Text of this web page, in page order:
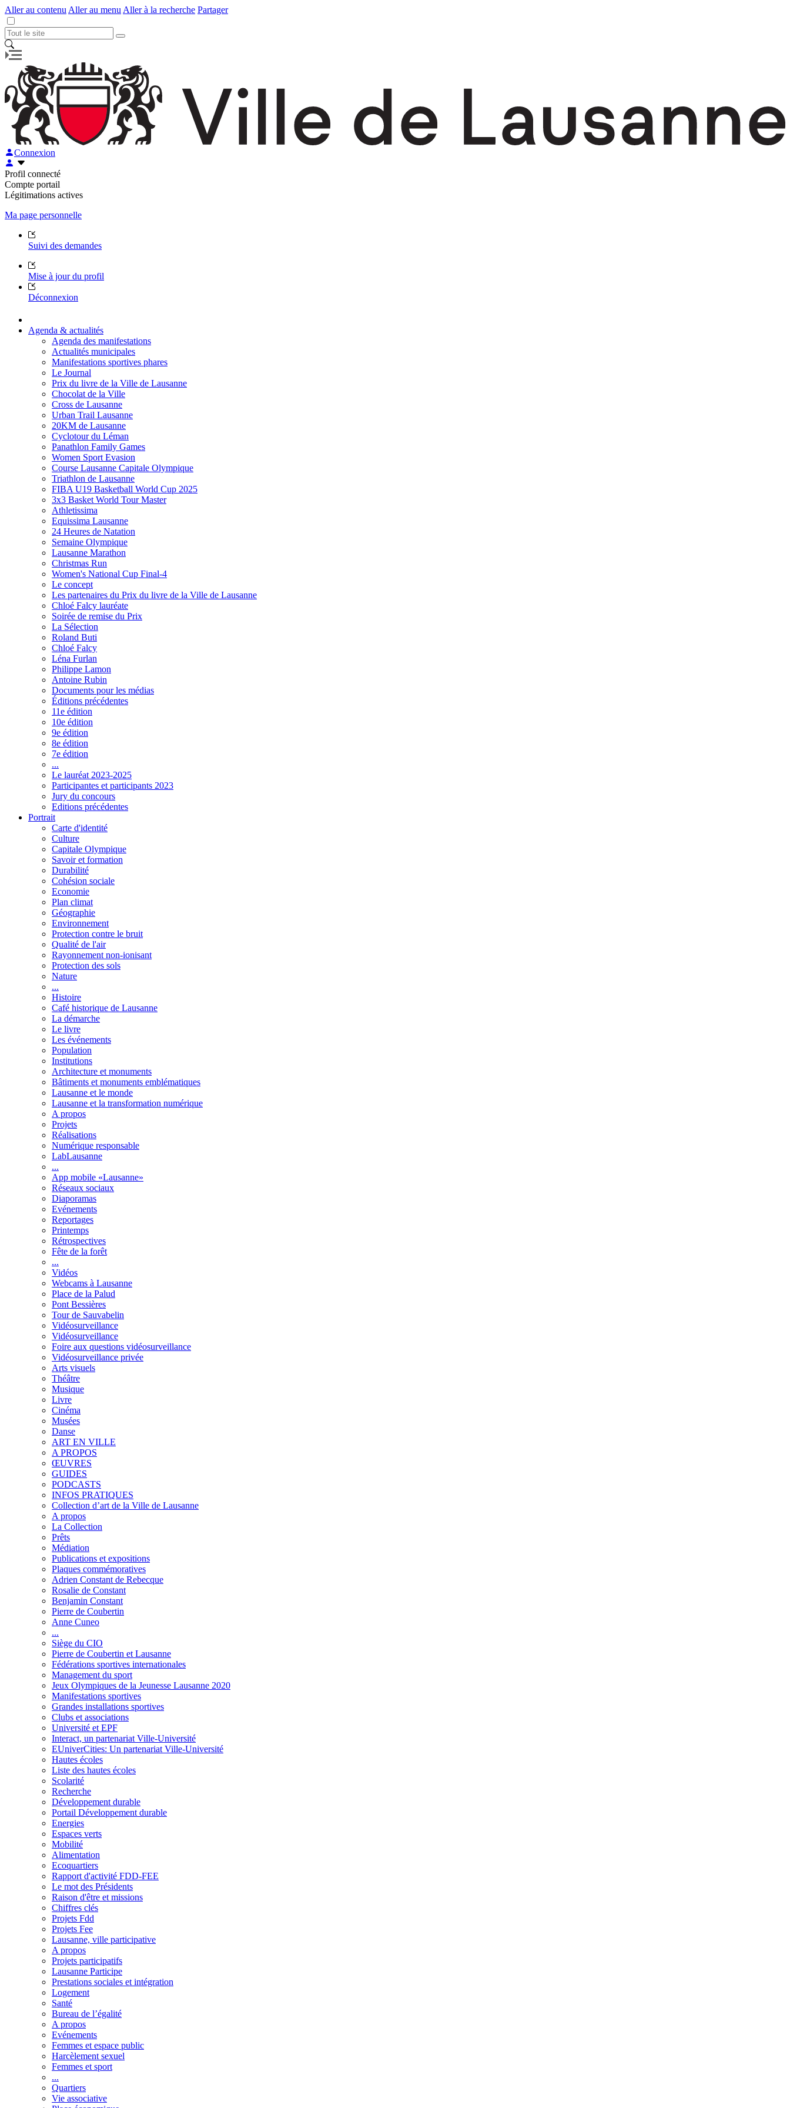
Aller au contenu Aller au menu Aller à la recherche Partager
Connexion
Profil connecté
Compte portail
Légitimations actives
Ma page personnelle
Suivi des demandes
Mise à jour du profil
Déconnexion
Agenda & actualités
Agenda des manifestations
Actualités municipales
Manifestations sportives phares
Le Journal
Prix du livre de la Ville de Lausanne
Chocolat de la Ville
Cross de Lausanne
Urban Trail Lausanne
20KM de Lausanne
Cyclotour du Léman
Panathlon Family Games
Women Sport Evasion
Course Lausanne Capitale Olympique
Triathlon de Lausanne
FIBA U19 Basketball World Cup 2025
3x3 Basket World Tour Master
Athletissima
Equissima Lausanne
24 Heures de Natation
Semaine Olympique
Lausanne Marathon
Christmas Run
Women's National Cup Final-4
Le concept
Les partenaires du Prix du livre de la Ville de Lausanne
Chloé Falcy lauréate
Soirée de remise du Prix
La Sélection
Roland Buti
Chloé Falcy
Léna Furlan
Philippe Lamon
Antoine Rubin
Documents pour les médias
Éditions précédentes
11e édition
10e édition
9e édition
8e édition
7e édition
...
Le lauréat 2023-2025
Participantes et participants 2023
Jury du concours
Editions précédentes
Portrait
Carte d'identité
Culture
Capitale Olympique
Savoir et formation
Durabilité
Cohésion sociale
Economie
Plan climat
Géographie
Environnement
Protection contre le bruit
Qualité de l'air
Rayonnement non-ionisant
Protection des sols
Nature
...
Histoire
Café historique de Lausanne
La démarche
Le livre
Les événements
Population
Institutions
Architecture et monuments
Bâtiments et monuments emblématiques
Lausanne et le monde
Lausanne et la transformation numérique
A propos
Projets
Réalisations
Numérique responsable
LabLausanne
...
App mobile «Lausanne»
Réseaux sociaux
Diaporamas
Evénements
Reportages
Printemps
Rétrospectives
Fête de la forêt
...
Vidéos
Webcams à Lausanne
Place de la Palud
Pont Bessières
Tour de Sauvabelin
Vidéosurveillance
Vidéosurveillance
Foire aux questions vidéosurveillance
Vidéosurveillance privée
Arts visuels
Théâtre
Musique
Livre
Cinéma
Musées
Danse
ART EN VILLE
A PROPOS
ŒUVRES
GUIDES
PODCASTS
INFOS PRATIQUES
Collection d’art de la Ville de Lausanne
A propos
La Collection
Prêts
Médiation
Publications et expositions
Plaques commémoratives
Adrien Constant de Rebecque
Rosalie de Constant
Benjamin Constant
Pierre de Coubertin
Anne Cuneo
...
Siège du CIO
Pierre de Coubertin et Lausanne
Fédérations sportives internationales
Management du sport
Jeux Olympiques de la Jeunesse Lausanne 2020
Manifestations sportives
Grandes installations sportives
Clubs et associations
Université et EPF
Interact, un partenariat Ville-Université
EUniverCities: Un partenariat Ville-Université
Hautes écoles
Liste des hautes écoles
Scolarité
Recherche
Développement durable
Portail Développement durable
Energies
Espaces verts
Mobilité
Alimentation
Ecoquartiers
Rapport d'activité FDD-FEE
Le mot des Présidents
Raison d'être et missions
Chiffres clés
Projets Fdd
Projets Fee
Lausanne, ville participative
A propos
Projets participatifs
Lausanne Participe
Prestations sociales et intégration
Logement
Santé
Bureau de l’égalité
A propos
Evénements
Femmes et espace public
Harcèlement sexuel
Femmes et sport
...
Quartiers
Vie associative